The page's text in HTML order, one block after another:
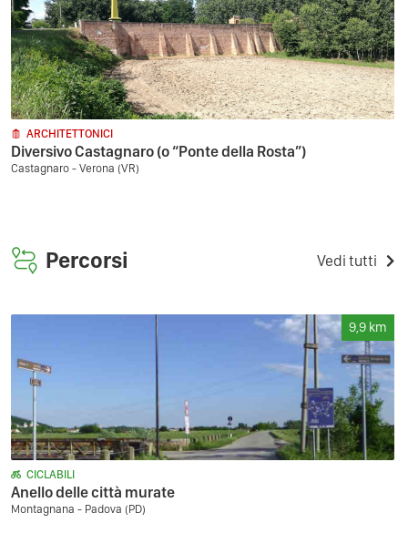
ARCHITETTONICI
Diversivo Castagnaro (o “Ponte della Rosta”)
Castagnaro - Verona (VR)
Percorsi Vedi tutti
9,9 km
CICLABILI
Anello delle città murate
Montagnana - Padova (PD)